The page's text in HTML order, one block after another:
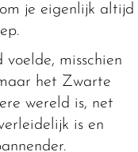
je eigenlijk altijd
misschien
het Zwarte
wereld is, net
is en